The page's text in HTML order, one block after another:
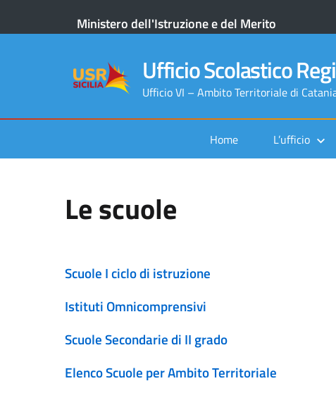
Ministero dell'Istruzione e del Merito
Ufficio Scolastico
Ufficio VI – Ambito Territoriale di
Home L’ufficio
Le scuole
Scuole I ciclo di istruzione
Istituti Omnicomprensivi
Scuole Secondarie di II grado
Elenco Scuole per Ambito Territoriale